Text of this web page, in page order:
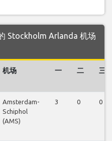
Stockholm Arlanda 机场
机场 一 二 三
Amsterdam-
Schiphol
(AMS)
3 0 0